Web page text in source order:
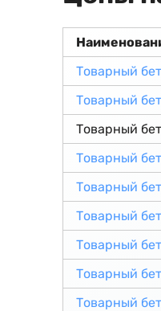
Товарный
Товарный
Товарный
Товарный
Товарный
Товарный
Товарный
Товарный
Товарный